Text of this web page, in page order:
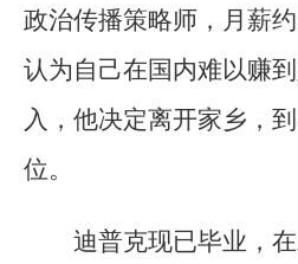
政治传播策略师，月薪
认为自己在国内难以赚
入，他决定离开家乡，
位。
迪普克现已毕业，